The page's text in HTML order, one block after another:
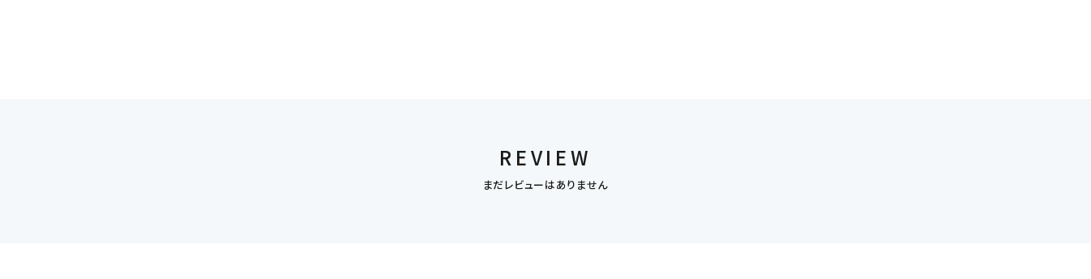
REVIEW
まだレビューはありません